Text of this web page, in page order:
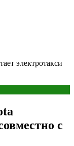
электротакси
с